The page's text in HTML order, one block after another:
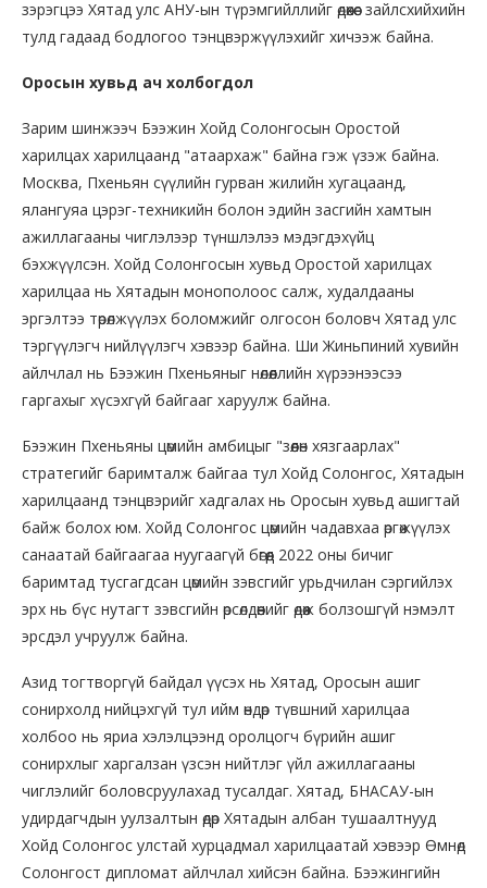
зэрэгцээ Хятад улс АНУ-ын түрэмгийллийг өдөөхөөс зайлсхийхийн
тулд гадаад бодлогоо тэнцвэржүүлэхийг хичээж байна.
Оросын хувьд ач холбогдол
Зарим шинжээч Бээжин Хойд Солонгосын Оростой
харилцах харилцаанд "атаархаж" байна гэж үзэж байна.
Москва, Пхеньян сүүлийн гурван жилийн хугацаанд,
ялангуяа цэрэг-техникийн болон эдийн засгийн хамтын
ажиллагааны чиглэлээр түншлэлээ мэдэгдэхүйц
бэхжүүлсэн. Хойд Солонгосын хувьд Оростой харилцах
харилцаа нь Хятадын монополоос салж, худалдааны
эргэлтээ төрөлжүүлэх боломжийг олгосон боловч Хятад улс
тэргүүлэгч нийлүүлэгч хэвээр байна. Ши Жиньпиний хувийн
айлчлал нь Бээжин Пхеньяныг нөлөөллийн хүрээнээсээ
гаргахыг хүсэхгүй байгааг харуулж байна.
Бээжин Пхеньяны цөмийн амбицыг "зөөлөн хязгаарлах"
стратегийг баримталж байгаа тул Хойд Солонгос, Хятадын
харилцаанд тэнцвэрийг хадгалах нь Оросын хувьд ашигтай
байж болох юм. Хойд Солонгос цөмийн чадавхаа өргөжүүлэх
санаатай байгаагаа нуугаагүй бөгөөд 2022 оны бичиг
баримтад тусгагдсан цөмийн зэвсгийг урьдчилан сэргийлэх
эрх нь бүс нутагт зэвсгийн өрсөлдөөнийг өдөөж болзошгүй нэмэлт
эрсдэл учруулж байна.
Азид тогтворгүй байдал үүсэх нь Хятад, Оросын ашиг
сонирхолд нийцэхгүй тул ийм өндөр түвшний харилцаа
холбоо нь яриа хэлэлцээнд оролцогч бүрийн ашиг
сонирхлыг харгалзан үзсэн нийтлэг үйл ажиллагааны
чиглэлийг боловсруулахад тусалдаг. Хятад, БНАСАУ-ын
удирдагчдын уулзалтын өдөр Хятадын албан тушаалтнууд
Хойд Солонгос улстай хурцадмал харилцаатай хэвээр Өмнөд
Солонгост дипломат айлчлал хийсэн байна. Бээжингийн